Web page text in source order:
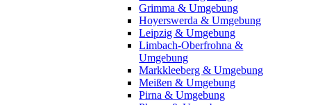
Grimma & Umgebung
Hoyerswerda & Umgebung
Leipzig & Umgebung
Limbach-Oberfrohna &
Umgebung
Markkleeberg & Umgebung
Meißen & Umgebung
Pirna & Umgebung